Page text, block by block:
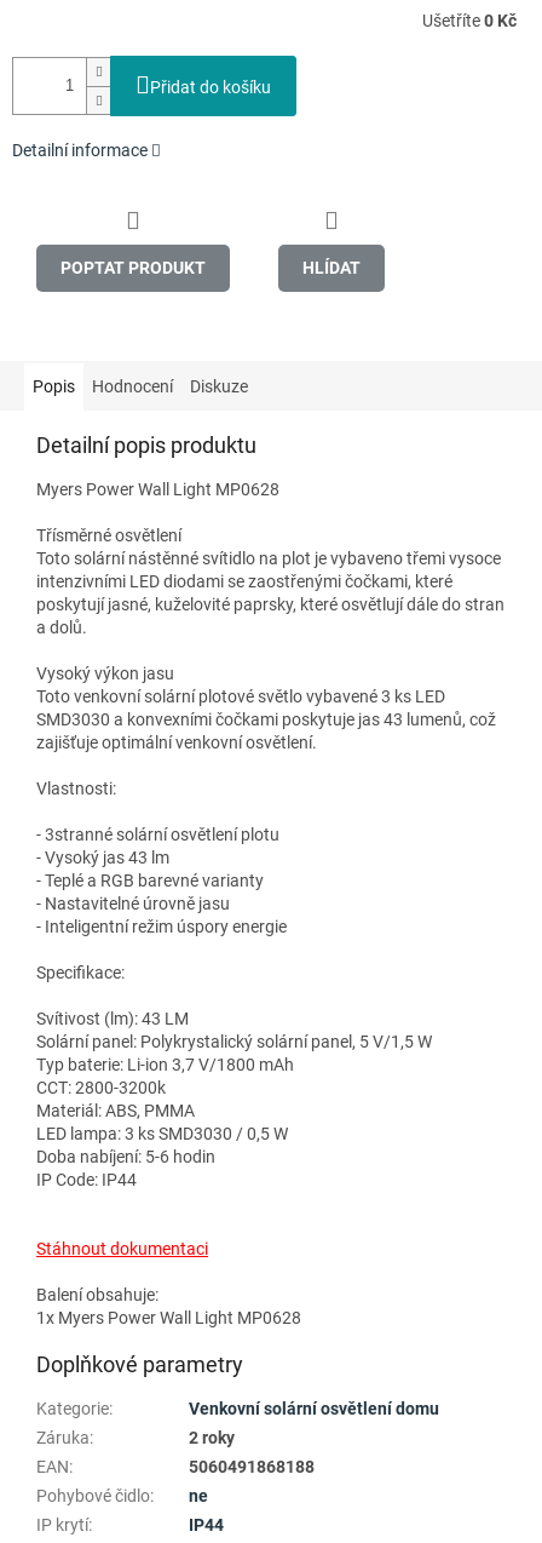
Ušetříte0 Kč
Přidat do košíku
Detailní informace
POPTAT PRODUKT HLÍDAT
Popis Hodnocení Diskuze
Detailní popis produktu
Myers Power Wall Light MP0628
Třísměrné osvětlení
Toto solární nástěnné svítidlo na plot je vybaveno třemi vysoce
intenzivními LED diodami se zaostřenými čočkami, které
poskytují jasné, kuželovité paprsky, které osvětlují dále do stran
a dolů.
Vysoký výkon jasu
Toto venkovní solární plotové světlo vybavené 3 ks LED
SMD3030 a konvexními čočkami poskytuje jas 43 lumenů, což
zajišťuje optimální venkovní osvětlení.
Vlastnosti:
- 3stranné solární osvětlení plotu
- Vysoký jas 43 lm
- Teplé a RGB barevné varianty
- Nastavitelné úrovně jasu
- Inteligentní režim úspory energie
Specifikace:
Svítivost (lm): 43 LM
Solární panel: Polykrystalický solární panel, 5 V/1,5 W
Typ baterie: Li-ion 3,7 V/1800 mAh
CCT: 2800-3200k
Materiál: ABS, PMMA
LED lampa: 3 ks SMD3030 / 0,5 W
Doba nabíjení: 5-6 hodin
IP Code: IP44
Stáhnout dokumentaci
Balení obsahuje:
1x Myers Power Wall Light MP0628
Doplňkové parametry
Kategorie:
Venkovní solární osvětlení domu
Záruka:
2 roky
EAN:
5060491868188
Pohybové čidlo:
ne
IP krytí:
IP44